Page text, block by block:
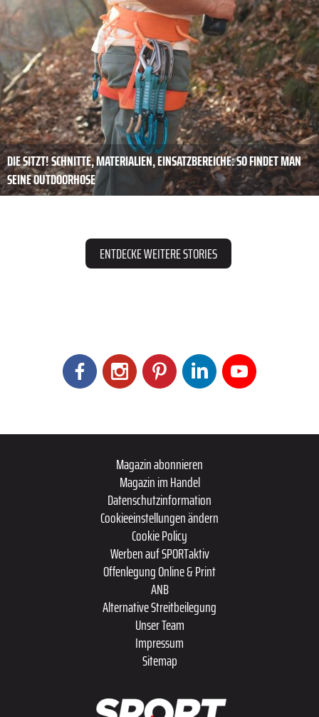
DIE SITZT! SCHNITTE, MATERIALIEN, EINSATZBEREICHE: SO FINDET MAN S
EINE OUTDOORHOSE
ENTDECKE WEITERE STORIES
Magazin abonnieren
Magazin im Handel
Datenschutzinformation
Cookieeinstellungen ändern
Cookie Policy
Werben auf SPORTaktiv
Offenlegung Online & Print
ANB
Alternative Streitbeilegung
Unser Team
Impressum
Sitemap